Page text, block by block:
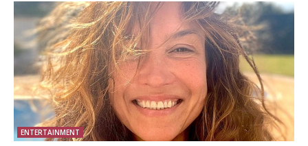
ENTERTAINMENT